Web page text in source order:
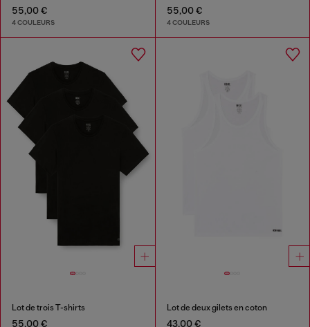
55,00 €
4 COULEURS
55,00 €
4 COULEURS
Lot de trois T-shirts
55,00 €
Lot de deux gilets en coton
43,00 €